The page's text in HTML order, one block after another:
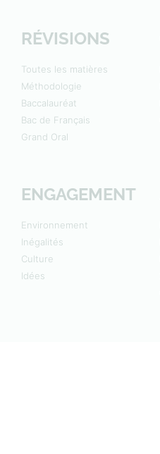
RÉVISIONS
Toutes les matières
Méthodologie
Baccalauréat
Bac de Français
Grand Oral
ENGAGEMENT
Environnement
Inégalités
Culture
Idées